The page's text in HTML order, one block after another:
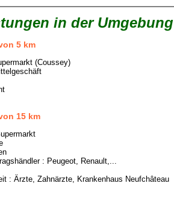
in der Umgebung
5 km
(Coussey)
15 km
: Peugeot, Renault,...
: Ärzte, Zahnärzte, Krankenhaus Neufchâteau